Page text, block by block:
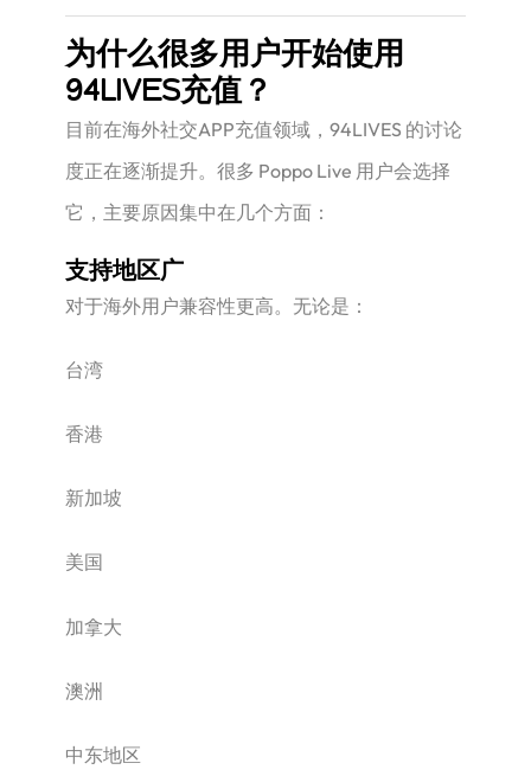
为什么很多用户开始使用
94LIVES充值？
目前在海外社交APP充值领域，94LIVES 的讨论
度正在逐渐提升。很多 Poppo Live 用户会选择
它，主要原因集中在几个方面：
支持地区广
对于海外用户兼容性更高。无论是：
台湾
香港
新加坡
美国
加拿大
澳洲
中东地区